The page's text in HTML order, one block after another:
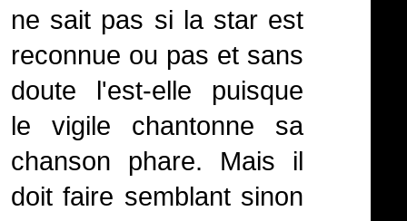
ne sait pas si la star est
reconnue ou pas et sans
doute l'est-elle puisque
le vigile chantonne sa
chanson phare. Mais il
doit faire semblant sinon